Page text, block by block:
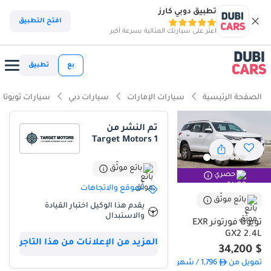
تطبيق دوبي كارز
اعثر على سيارتك المثالية بسرعة أكبر
افتح التطبيق
بع تطبيق
الصفحة الرئيسية سيارات الإمارات سيارات دبي سيارات تويوتا
حصري
بائع موثّق
تويوتا فورتونر EXR
GX2 2.4L
$ 34,200
تمويل من 1,796 / شهر
تم النشر من
Target Motors 1
بائع موثّق
الموقع والاتجاهات
يقدم هذا الوكيل اختبار القيادة
والاستبدال
المزيد من الإعلانات من هذا التاجر
ذكاء دوبي كارز
ذكاء دوبيكارز
أقل معدل استهلاك في فئته
أقل تكلفة تشغيل في فئتها
تصنيف السلامة 5 نجوم من NCAP
ملخص
من الموثوقية العالية والجدوى الاقتصادية طويلة الأجل للمشتري العملي
في دول مجلس التعاون الخليجي. صُمّم محرك الديزل بكفاءة ومتانة
فائقتين، مما يجعله خيارًا مثاليًا لمن يُفضّلون انخفاض تكاليف التشغيل